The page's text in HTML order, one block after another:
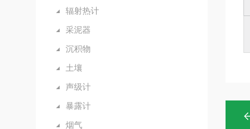
辐射热计
采泥器
沉积物
土壤
声级计
暴露计
烟气